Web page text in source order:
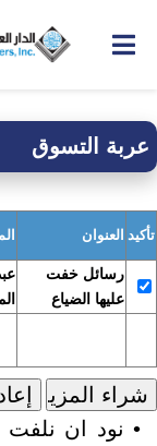
عربة التسوق
تأكيد العنوان
رسائل خفت
عليها الضياع
• نود ان نلفت